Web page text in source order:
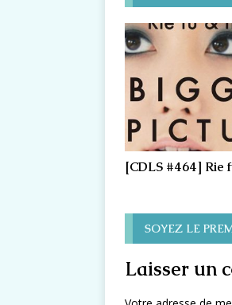
[CDLS #464] Rie
SOYEZ LE
Laisser un